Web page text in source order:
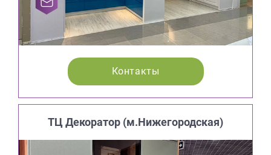
Контакты
ТЦ Декоратор (м.Нижегородская)